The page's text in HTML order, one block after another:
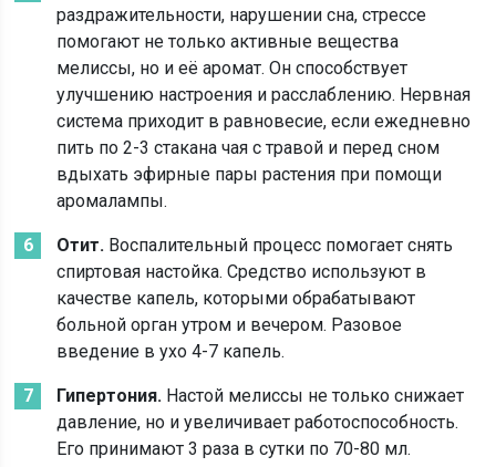
раздражительности, нарушении сна, стрессе
помогают не только активные вещества
мелиссы, но и её аромат. Он способствует
улучшению настроения и расслаблению. Нервная
система приходит в равновесие, если ежедневно
пить по 2-3 стакана чая с травой и перед сном
вдыхать эфирные пары растения при помощи
аромалампы.
Отит. Воспалительный процесс помогает снять
спиртовая настойка. Средство используют в
качестве капель, которыми обрабатывают
больной орган утром и вечером. Разовое
введение в ухо 4-7 капель.
Гипертония. Настой мелиссы не только снижает
давление, но и увеличивает работоспособность.
Его принимают 3 раза в сутки по 70-80 мл.